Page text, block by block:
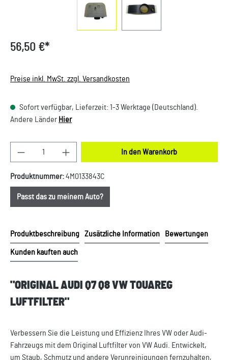
56,50 €*
Preise inkl. MwSt. zzgl. Versandkosten
Sofort verfügbar, Lieferzeit: 1-3 Werktage (Deutschland).
Andere Länder Hier
Produkt Anzahl: Gib den gewünschten Wert ein
In den Warenkorb
Produktnummer:4M0133843C
Passt das zu meinem Auto?
Produktbeschreibung Zusätzliche Information Bewertungen
Kunden kauften auch
"ORIGINAL AUDI Q7 Q8 VW TOUAREG
LUFTFILTER"
Verbessern Sie die Leistung und Effizienz Ihres VW oder Audi-
Fahrzeugs mit dem Original Luftfilter von VW Audi. Entwickelt,
um Staub, Schmutz und andere Verunreinigungen fernzuhalten,